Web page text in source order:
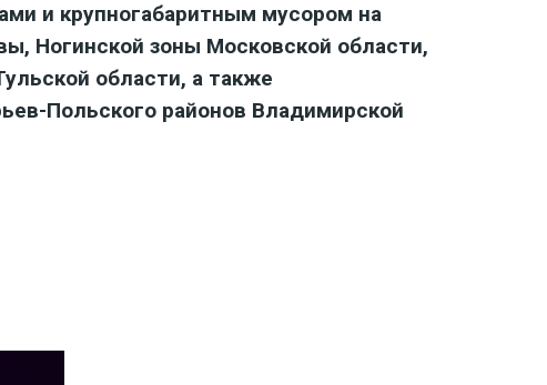
и крупногабаритным мусором на
Ногинской зоны Московской области,
области, а также
Польского районов Владимирской